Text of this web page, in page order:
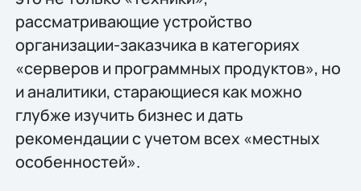
рассматривающие устройство
организации-заказчика в категориях
«серверов и программных продуктов», но
и аналитики, старающиеся как можно
глубже изучить бизнес и дать
рекомендации с учетом всех «местных
особенностей».